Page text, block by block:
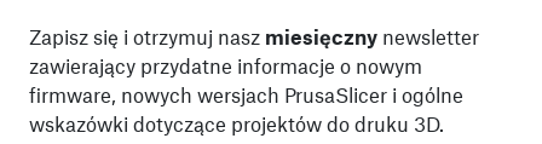
Zapisz się i otrzymuj nasz miesięczny newsletter
zawierający przydatne informacje o nowym
firmware, nowych wersjach PrusaSlicer i ogólne
wskazówki dotyczące projektów do druku 3D.